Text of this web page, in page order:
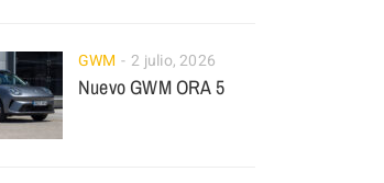
GWM 2 julio, 2026
Nuevo GWM ORA 5